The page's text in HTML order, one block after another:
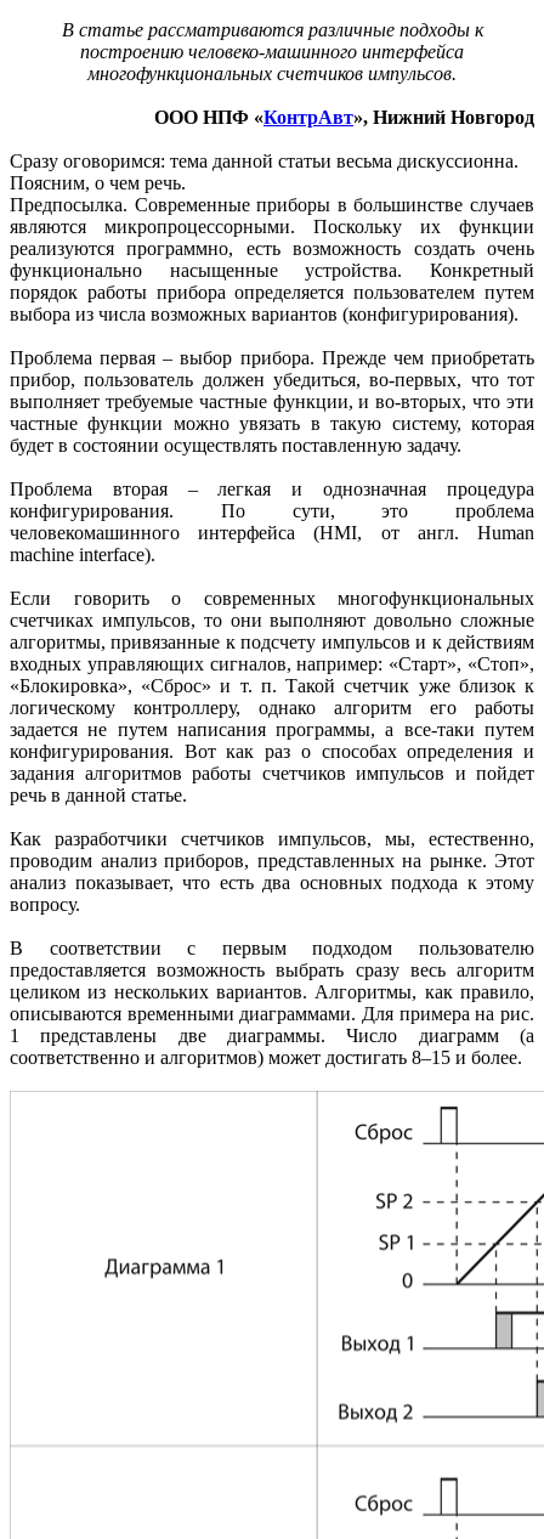
В статье рассматриваются различные подходы к
построению человеко-машинного интерфейса
многофункциональных счетчиков импульсов.
ООО НПФ «КонтрАвт», Нижний Новгород
Сразу оговоримся: тема данной статьи весьма дискуссионна.
Поясним, о чем речь.
Предпосылка. Современные приборы в большинстве случаев
являются микропроцессорными. Поскольку их функции
реализуются программно, есть возможность создать очень
функционально насыщенные устройства. Конкретный
порядок работы прибора определяется пользователем путем
выбора из числа возможных вариантов (конфигурирования).
Проблема первая – выбор прибора. Прежде чем приобретать
прибор, пользователь должен убедиться, во‑первых, что тот
выполняет требуемые частные функции, и во‑вторых, что эти
частные функции можно увязать в такую систему, которая
будет в состоянии осуществлять поставленную задачу.
Проблема вторая – легкая и однозначная процедура
конфигурирования. По сути, это проблема
человекомашинного интерфейса (HMI, от англ. Human
machine interface).
Если говорить о современных многофункциональных
счетчиках импульсов, то они выполняют довольно сложные
алгоритмы, привязанные к подсчету импульсов и к действиям
входных управляющих сигналов, например: «Старт», «Стоп»,
«Блокировка», «Сброс» и т. п. Такой счетчик уже близок к
логическому контроллеру, однако алгоритм его работы
задается не путем написания программы, а все-таки путем
конфигурирования. Вот как раз о способах определения и
задания алгоритмов работы счетчиков импульсов и пойдет
речь в данной статье.
Как разработчики счетчиков импульсов, мы, естественно,
проводим анализ приборов, представленных на рынке. Этот
анализ показывает, что есть два основных подхода к этому
вопросу.
В соответствии с первым подходом пользователю
предоставляется возможность выбрать сразу весь алгоритм
целиком из нескольких вариантов. Алгоритмы, как правило,
описываются временными диаграммами. Для примера на рис.
1 представлены две диаграммы. Число диаграмм (а
соответственно и алгоритмов) может достигать 8–15 и более.